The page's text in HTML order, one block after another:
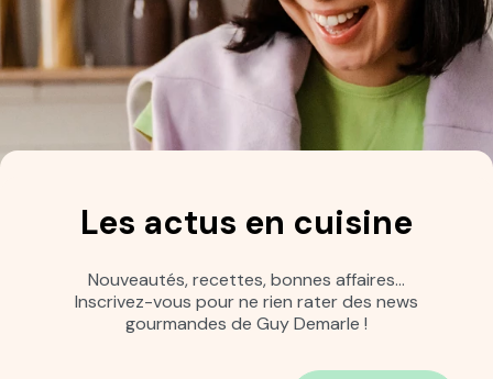
Les actus en cuisine
Nouveautés, recettes, bonnes affaires…
Inscrivez-vous pour ne rien rater des news
gourmandes de Guy Demarle !